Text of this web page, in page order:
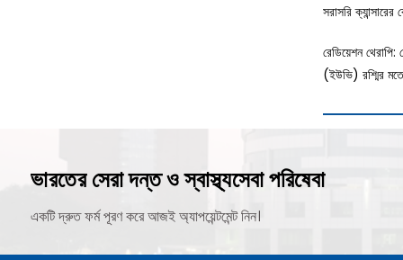
সরাসরি ক্যান্সারের
রেডিয়েশন থেরাপি:
(ইউভি) রশ্মির মতো
ভারতের সেরা দন্ত ও স্বাস্থ্যসেবা পরিষেবা
একটি দ্রুত ফর্ম পূরণ করে আজই অ্যাপয়েন্টমেন্ট নিন।